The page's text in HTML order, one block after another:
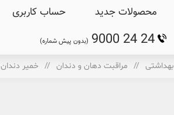
محصولات جدید حساب کاربری
9000 24 24 (بدون پیش شماره)
بهداشتی / مراقبت دهان و دندان / خمیر دندان